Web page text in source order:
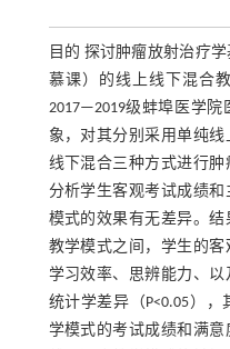
目的 探讨肿瘤放射治疗
慕课）的线上线下混合
2017—2019级蚌埠医学
象，对其分别采用单纯
线下混合三种方式进行
分析学生客观考试成绩
模式的效果有无差异。
教学模式之间，学生的客
学习效率、思辨能力、
统计学差异（P<0.05）
学模式的考试成绩和满